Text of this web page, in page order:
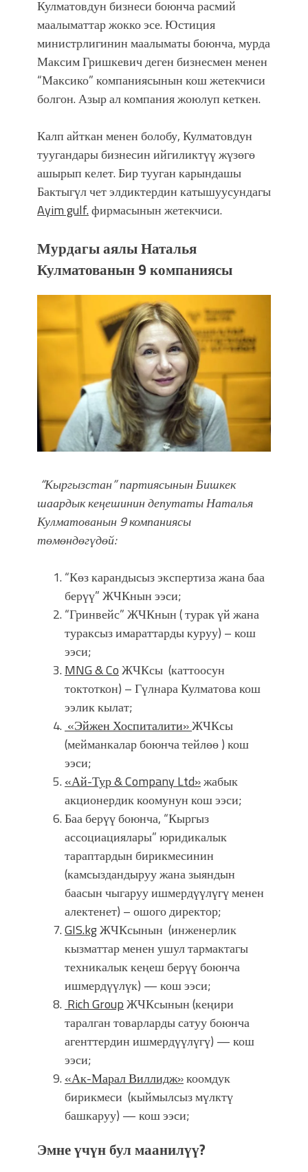
Кулматовдун бизнеси боюнча расмий
маалыматтар жокко эсе. Юстиция
министрлигинин маалыматы боюнча, мурда
Максим Гришкевич деген бизнесмен менен
“Максико” компаниясынын кош жетекчиси
болгон. Азыр ал компания жоюлуп кеткен.
Калп айткан менен болобу, Кулматовдун
туугандары бизнесин ийгиликтүү жүзөгө
ашырып келет. Бир тууган карындашы
Бактыгүл чет элдиктердин катышуусундагы
Ayim gulf.фирмасынын жетекчиси.
Мурдагы аялы Наталья
Кулматованын 9 компаниясы
“Кыргызстан” партиясынын Бишкек
шаардык кеңешинин депутатыНаталья
Кулматованын 9 компаниясы
төмөндөгүдөй:
“Көз карандысыз экспертиза жана баа
берүү” ЖЧКнын ээси;
“Гринвейс” ЖЧКнын ( турак үй жана
тураксыз имараттарды куруу) – кош
ээси;
MNG & CoЖЧКсы (каттоосун
токтоткон) – Гүлнара Кулматова кош
ээлик кылат;
«Эйжен Хоспиталити»ЖЧКсы
(мейманкалар боюнча тейлөө ) кош
ээси;
«Ай-Тур & Company Ltd»жабык
акционердик коомунун кош ээси;
Баа берүү боюнча, “Кыргыз
ассоциациялары” юридикалык
тараптардын бирикмесинин
(камсыздандыруу жана зыяндын
баасын чыгаруу ишмердүүлүгү менен
алектенет) – ошого директор;
GIS.kgЖЧКсынын (инженерлик
кызматтар менен ушул тармактагы
техникалык кеңеш берүү боюнча
ишмердүүлүк) — кош ээси;
Rich GroupЖЧКсынын (кеңири
таралган товарларды сатуу боюнча
агенттердин ишмердүүлүгү) — кош
ээси;
«Ак-Марал Виллидж»коомдук
бирикмеси (кыймылсыз мүлктү
башкаруу) — кош ээси;
Эмне үчүн бул маанилүү?